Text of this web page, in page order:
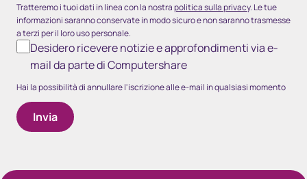
Tratteremo i tuoi dati in linea con la nostrapolitica sulla privacy. Le tue
informazioni saranno conservate in modo sicuro e non saranno trasmesse
a terzi per il loro uso personale.
Desidero ricevere notizie e approfondimenti via e-
mail da parte di Computershare
Hai la possibilità di annullare l'iscrizione alle e-mail in qualsiasi momento